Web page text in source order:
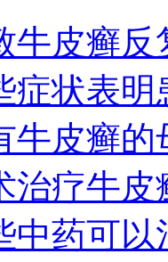
牛皮癣反
症状表明
牛皮癣
治疗牛皮
中药可以